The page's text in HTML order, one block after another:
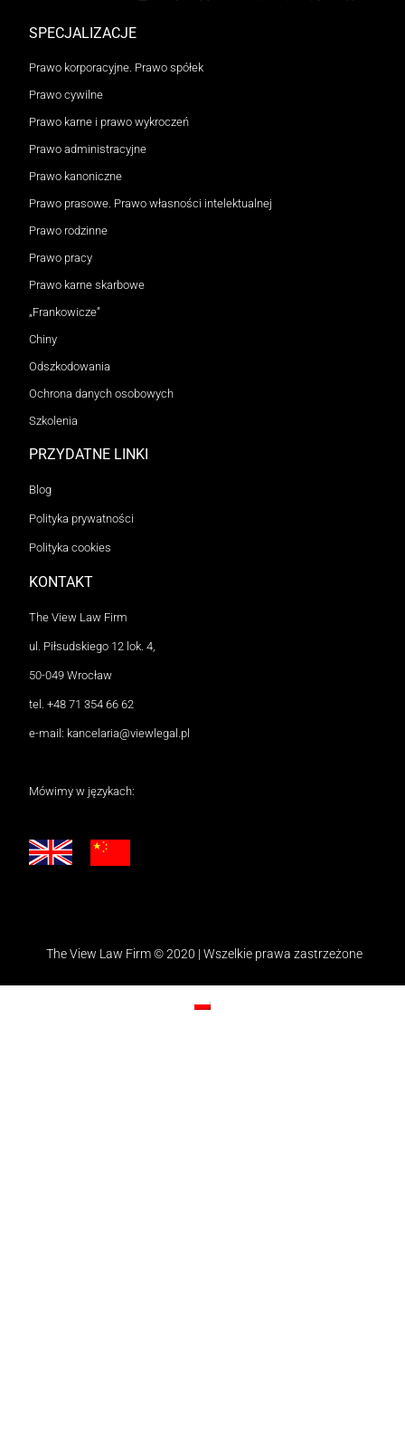
SPECJALIZACJE
Prawo korporacyjne. Prawo spółek
Prawo cywilne
Prawo karne i prawo wykroczeń
Prawo administracyjne
Prawo kanoniczne
Prawo prasowe. Prawo własności intelektualnej
Prawo rodzinne
Prawo pracy
Prawo karne skarbowe
„Frankowicze”
Chiny
Odszkodowania
Ochrona danych osobowych
Szkolenia
PRZYDATNE LINKI
Blog
Polityka prywatności
Polityka cookies
KONTAKT
The View Law Firm
ul. Piłsudskiego 12 lok. 4,
50-049 Wrocław
tel.+48 71 354 66 62
e-mail: kancelaria@viewlegal.pl
Mówimy w językach:
The View Law Firm © 2020 | Wszelkie prawa zastrzeżone